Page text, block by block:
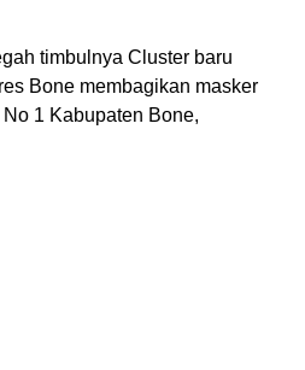
timbulnya Cluster baru
Bone membagikan masker
1 Kabupaten Bone,